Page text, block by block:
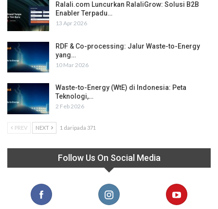
Ralali.com Luncurkan RalaliGrow: Solusi B2B
Enabler Terpadu…
13 Apr 2026
RDF & Co-processing: Jalur Waste-to-Energy
yang…
10 Mar 2026
Waste-to-Energy (WtE) di Indonesia: Peta
Teknologi,…
2 Feb 2026
PREV NEXT 1 daripada 371
Follow Us On Social Media